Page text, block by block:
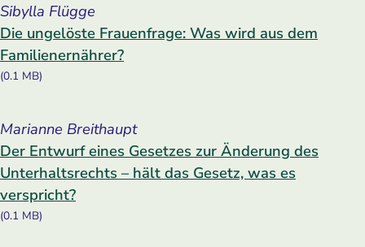
Sibylla Flügge
Die ungelöste Frauenfrage: Was wird aus dem
Familienernährer?
(0.1 MB)
Marianne Breithaupt
Der Entwurf eines Gesetzes zur Änderung des
Unterhaltsrechts – hält das Gesetz, was es
verspricht?
(0.1 MB)